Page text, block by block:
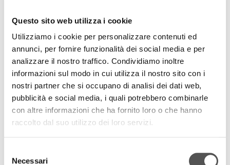
Questo sito web utilizza i cookie
Utilizziamo i cookie per personalizzare contenuti ed
annunci, per fornire funzionalità dei social media e per
analizzare il nostro traffico. Condividiamo inoltre
informazioni sul modo in cui utilizza il nostro sito con i
nostri partner che si occupano di analisi dei dati web,
pubblicità e social media, i quali potrebbero combinarle
con altre informazioni che ha fornito loro o che hanno
raccolto dal suo utilizzo dei loro servizi.
delNecessari